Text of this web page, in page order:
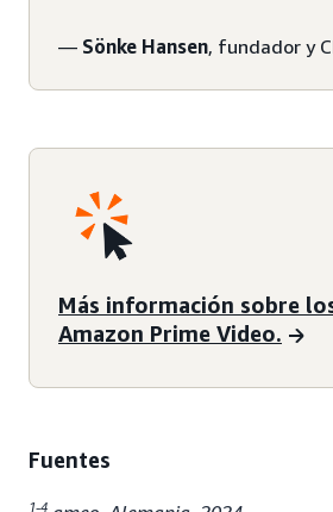
— Sönke Hansen, fundador y
Más información sobre
Amazon Prime Video.
Fuentes
1-4